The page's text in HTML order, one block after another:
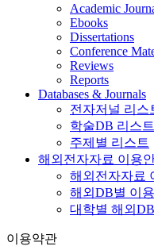
Academic
Ebooks
Dissertations
Conference
Reviews
Reports
Databases & Journals
전자저널 리스
학술DB 리스트
주제별 리스트
해외전자자료 이용
해외전자자료
해외DB별 이
대학별 해외
이용약관